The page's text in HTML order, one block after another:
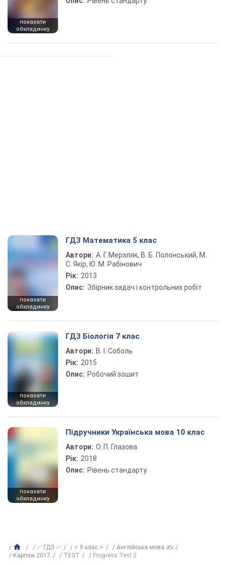
показати
обкладинку
показати
обкладинку
ГДЗ Математика 5 клас
Автори: А. Г. Мерзляк, В. Б. Полонський, М.
С. Якір, Ю. М. Рабінович
Рік: 2013
Опис: Збірник задач і контрольних робіт
показати
обкладинку
ГДЗ Біологія 7 клас
Автори: В. І. Соболь
Рік: 2015
Опис: Робочий зошит
показати
обкладинку
Підручники Українська мова 10 клас
Автори: О. П. Глазова
Рік: 2018
Опис: Рівень стандарту
✅ ГДЗ ✅ ⚡ 9 клас ⚡
Англійська мова ✍
Карпюк 2017
TEST Progress Test 2